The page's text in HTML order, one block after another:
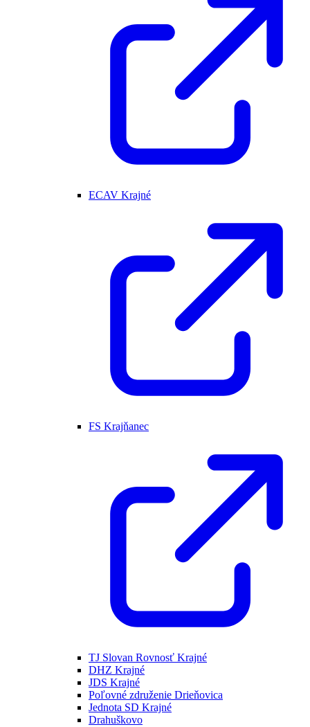
ECAV Krajné
FS Krajňanec
TJ Slovan Rovnosť Krajné
DHZ Krajné
JDS Krajné
Poľovné združenie Drieňovica
Jednota SD Krajné
Drahuškovo